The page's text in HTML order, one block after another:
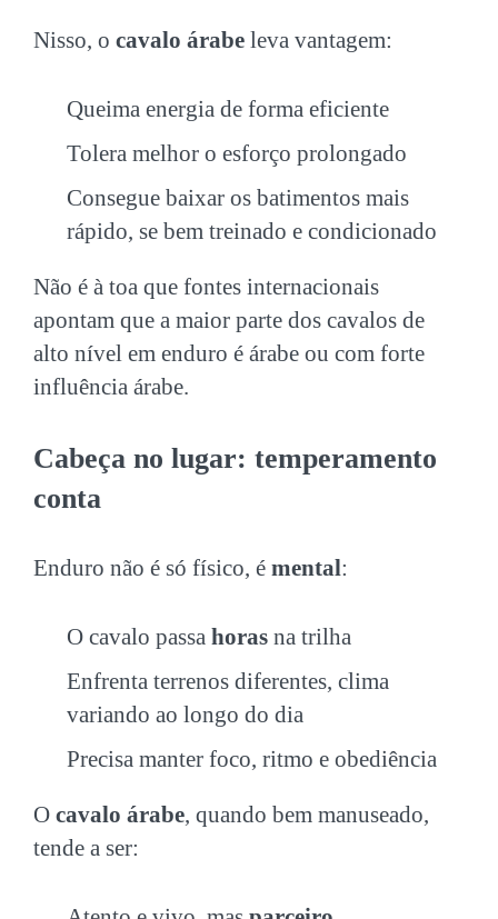
Nisso, o cavalo árabe leva vantagem:
Queima energia de forma eficiente
Tolera melhor o esforço prolongado
Consegue baixar os batimentos mais
rápido, se bem treinado e condicionado
Não é à toa que fontes internacionais
apontam que a maior parte dos cavalos de
alto nível em enduro é árabe ou com forte
influência árabe.
Cabeça no lugar: temperamento
conta
Enduro não é só físico, é mental:
O cavalo passa horas na trilha
Enfrenta terrenos diferentes, clima
variando ao longo do dia
Precisa manter foco, ritmo e obediência
O cavalo árabe, quando bem manuseado,
tende a ser: